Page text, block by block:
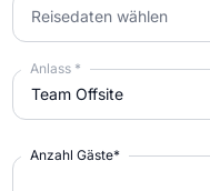
Reisedaten wählen
Team Offsite
Anlass *
Anzahl Gäste*